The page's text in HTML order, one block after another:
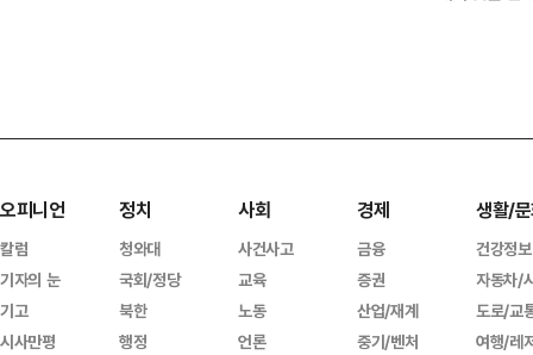
오피니언
칼럼
기자의 눈
기고
시사만평
정치
청와대
국회/정당
북한
행정
사회
사건사고
교육
노동
언론
경제
금융
증권
산업/재계
중기/벤처
생활/
건강정보
자동차/
도로/교
여행/레